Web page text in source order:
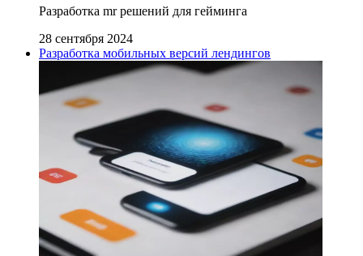
Разработка mr решений для гейминга
28 сентября 2024
Разработка мобильных версий лендингов